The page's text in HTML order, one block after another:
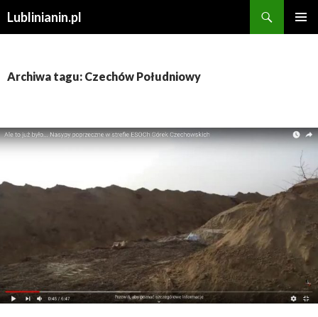
Lublinianin.pl
Archiwa tagu: Czechów Południowy